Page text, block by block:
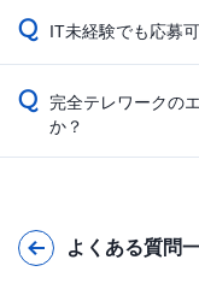
Q IT未経験でも応募
Q
完全テレワークの
か？
よくある質問